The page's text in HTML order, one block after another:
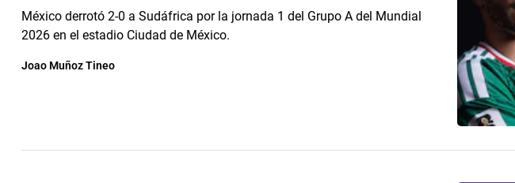
México derrotó 2-0 a Sudáfrica por la jornada 1 del Grupo A del Mundial
2026 en el estadio Ciudad de México.
Joao Muñoz Tineo